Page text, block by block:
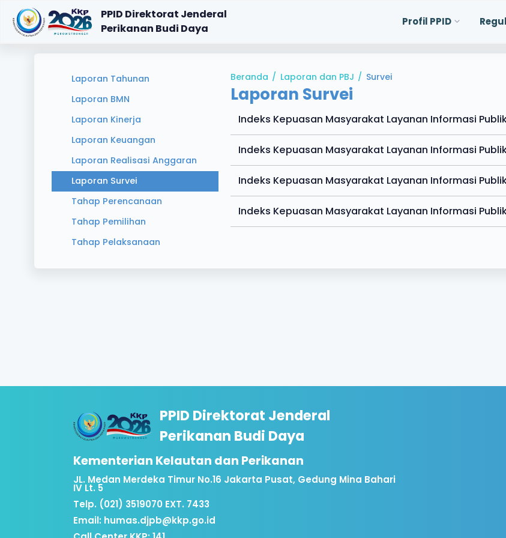
PPID Direktorat Jenderal
Perikanan Budi Daya
Profil PPID
Laporan Tahunan
Laporan BMN
Laporan Kinerja
Laporan Keuangan
Laporan Realisasi Anggaran
Laporan Survei
Tahap Perencanaan
Tahap Pemilihan
Tahap Pelaksanaan
Beranda / Laporan dan PBJ / Survei
Laporan Survei
Indeks Kepuasan Masyarakat Layanan Informasi
Indeks Kepuasan Masyarakat Layanan Informasi
Indeks Kepuasan Masyarakat Layanan Informasi
Indeks Kepuasan Masyarakat Layanan Informasi
PPID Direktorat Jenderal
Perikanan Budi Daya
Kementerian Kelautan dan Perikanan
JL. Medan Merdeka Timur No.16 Jakarta Pusat, Gedung Mina Bahari
IV Lt. 5
Telp. (021) 3519070 EXT. 7433
Email: humas.djpb@kkp.go.id